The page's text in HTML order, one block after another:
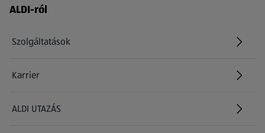
Láblécmenü - további linkek
ALDI-ról
Szolgáltatások
Karrier
(új oldalon nyílik meg)
ALDI UTAZÁS
(új oldalon nyílik meg)